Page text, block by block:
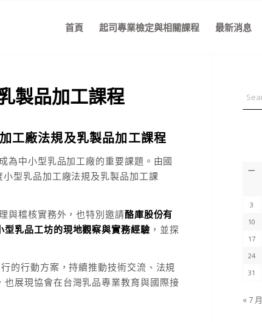
首頁 起司專業檢定與相關課程 最新消息
製品加工課程
工廠法規及乳製品加工課程
為中小型乳品加工廠的重要課題。由國
型乳品加工廠法規及乳製品加工課
與稽核實務外，也特別邀請酪庫股份有
型乳品工坊的現地觀察與實務經驗 ，並探
的行動方案，持續推動技術交流、法規
展現協會在台灣乳品專業教育與國際接
一
3
10
17
24
31
« 7 月